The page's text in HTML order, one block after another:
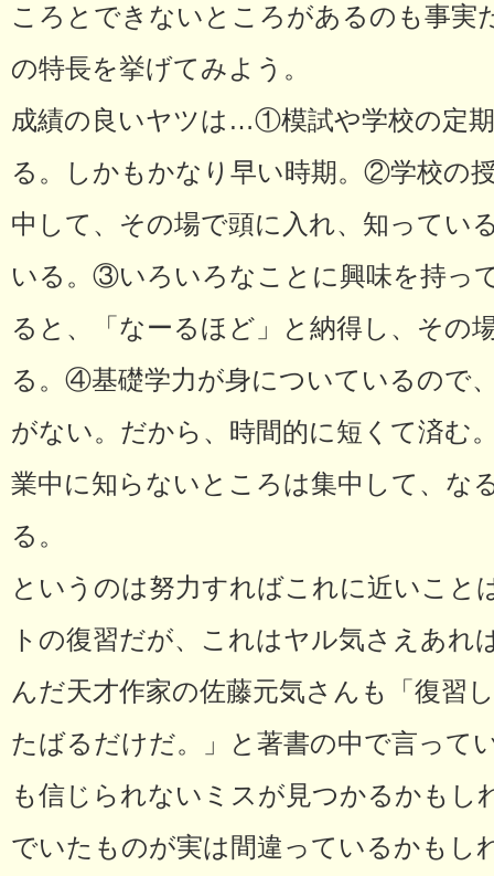
ころとできないところがあるのも事実
の特長を挙げてみよう。
成績の良いヤツは…①模試や学校の定
る。しかもかなり早い時期。②学校の
中して、その場で頭に入れ、知ってい
いる。③いろいろなことに興味を持っ
ると、「なーるほど」と納得し、その
る。④基礎学力が身についているので
がない。だから、時間的に短くて済
業中に知らないところは集中して、な
る。
というのは努力すればこれに近いこ
トの復習だが、これはヤル気さえあれ
んだ天才作家の佐藤元気さんも「復習
たばるだけだ。」と著書の中で言って
も信じられないミスが見つかるかもし
でいたものが実は間違っているかもし